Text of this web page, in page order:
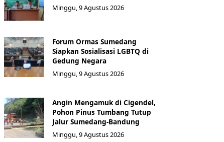
Minggu, 9 Agustus 2026
Forum Ormas Sumedang
Siapkan Sosialisasi LGBTQ di
Gedung Negara
Minggu, 9 Agustus 2026
Angin Mengamuk di Cigendel,
Pohon Pinus Tumbang Tutup
Jalur Sumedang-Bandung
Minggu, 9 Agustus 2026